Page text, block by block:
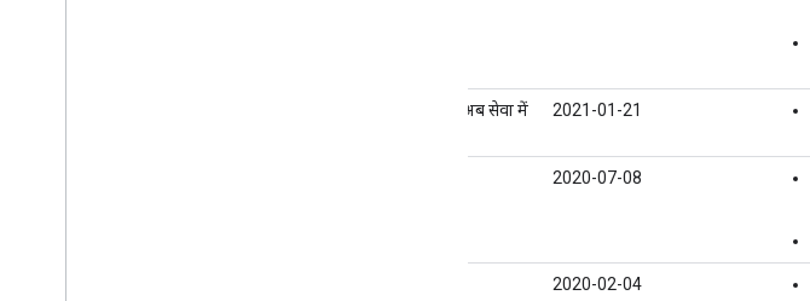
17.0.7 अब सेवा में
2021-01-21
2020-07-08
2020-02-04